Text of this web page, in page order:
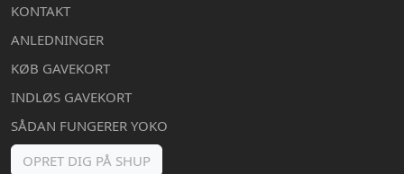
KONTAKT
ANLEDNINGER
KØB GAVEKORT
INDLØS GAVEKORT
SÅDAN FUNGERER YOKO
OPRET DIG PÅ SHUP